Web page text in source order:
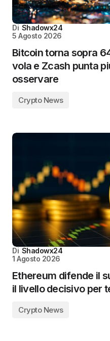
Di Shadowx24
5 Agosto 2026
Bitcoin torna sopra
vola e Zcash punta
osservare
Crypto News
Di Shadowx24
1 Agosto 2026
Ethereum difende il
il livello decisivo per
Crypto News